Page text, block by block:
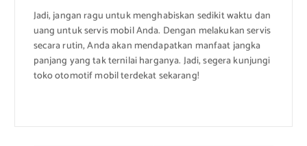
Jadi, jangan ragu untuk menghabiskan sedikit waktu dan
uang untuk servis mobil Anda. Dengan melakukan servis
secara rutin, Anda akan mendapatkan manfaat jangka
panjang yang tak ternilai harganya. Jadi, segera kunjungi
toko otomotif mobil terdekat sekarang!